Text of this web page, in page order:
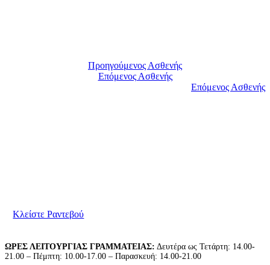
Προηγούμενος Ασθενής
Επόμενος Ασθενής
Επόμενος Ασθενής
Κλείστε Ραντεβού
ΩΡΕΣ ΛΕΙΤΟΥΡΓΙΑΣ ΓΡΑΜΜΑΤΕΙΑΣ: Δευτέρα ως Τετάρτη: 14.00-
21.00 – Πέμπτη: 10.00-17.00 – Παρασκευή: 14.00-21.00